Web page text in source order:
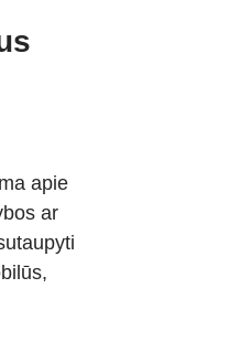
apie
ar